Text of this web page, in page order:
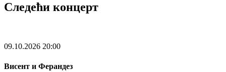
Следећи концерт
09.10.2026 20:00
Висент и Ферандез